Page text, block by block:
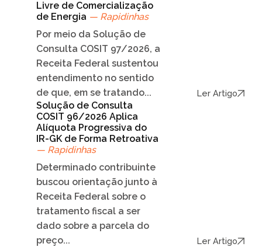
Livre de Comercialização
de Energia — Rapidinhas
Por meio da Solução de
Consulta COSIT 97/2026, a
Receita Federal sustentou
entendimento no sentido
de que, em se tratando...
Ler Artigo
Solução de Consulta
COSIT 96/2026 Aplica
Alíquota Progressiva do
IR-GK de Forma Retroativa
— Rapidinhas
Determinado contribuinte
buscou orientação junto à
Receita Federal sobre o
tratamento fiscal a ser
dado sobre a parcela do
preço...
Ler Artigo